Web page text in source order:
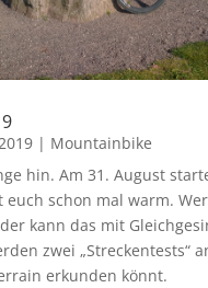
| Mountainbike
hin. Am 31. August
euch schon mal warm.
kann das mit
zwei „Streckentests“
erkunden könnt.